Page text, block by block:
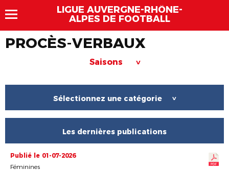
LIGUE AUVERGNE-RHÔNE-
ALPES DE FOOTBALL
PROCÈS-VERBAUX
Saisons >
Sélectionnez une catégorie >
Les dernières publications
Publié le 01-07-2026
Féminines